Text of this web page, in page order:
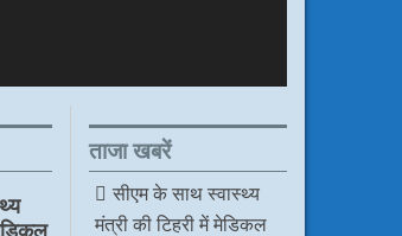
ताजा खबरें
सीएम के साथ स्वास्थ्य
मंत्री की टिहरी में मेडिकल